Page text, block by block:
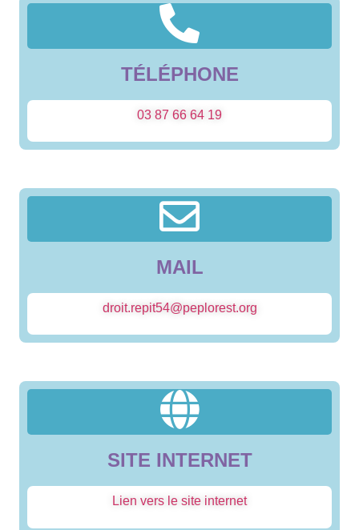
TÉLÉPHONE
03 87 66 64 19
MAIL
droit.repit54@peplorest.org
SITE INTERNET
Lien vers le site internet